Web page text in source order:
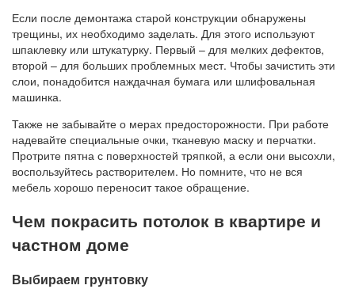
Если после демонтажа старой конструкции обнаружены
трещины, их необходимо заделать. Для этого используют
шпаклевку или штукатурку. Первый – для мелких дефектов,
второй – для больших проблемных мест. Чтобы зачистить эти
слои, понадобится наждачная бумага или шлифовальная
машинка.
Также не забывайте о мерах предосторожности. При работе
надевайте специальные очки, тканевую маску и перчатки.
Протрите пятна с поверхностей тряпкой, а если они высохли,
воспользуйтесь растворителем. Но помните, что не вся
мебель хорошо переносит такое обращение.
Чем покрасить потолок в квартире и
частном доме
Выбираем грунтовку